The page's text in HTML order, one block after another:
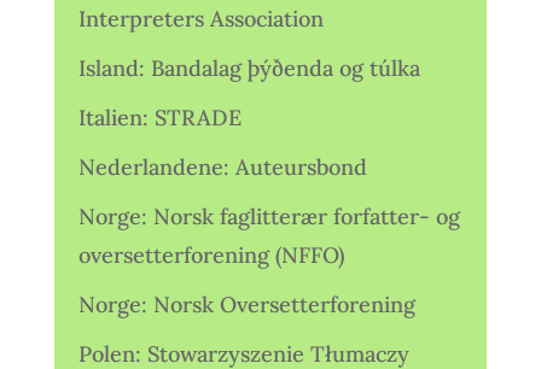
Interpreters Association
Island: Bandalag þýðenda og túlka
Italien: STRADE
Nederlandene: Auteursbond
Norge: Norsk faglitterær forfatter- og
oversetterforening (NFFO)
Norge: Norsk Oversetterforening
Polen: Stowarzyszenie Tłumaczy